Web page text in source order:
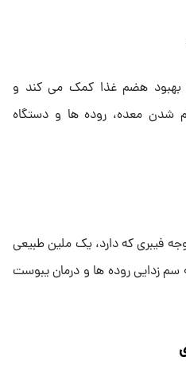
بهبود هضم غذا کمک می کند و
شدن معده، روده ها و دستگاه
فیبری که دارد، یک ملین طبیعی
زدایی روده ها و درمان یبوست